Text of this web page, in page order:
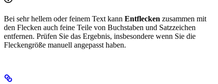
Bei sehr hellem oder feinem Text kann Entflecken zusammen mit
den Flecken auch feine Teile von Buchstaben und Satzzeichen
entfernen. Prüfen Sie das Ergebnis, insbesondere wenn Sie die
Fleckengröße manuell angepasst haben.